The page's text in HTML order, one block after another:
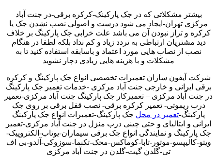
بیشتر مشکلاتی که در جک پارکینک-کرکره برقی-در جنت آباد
مرکزی تهران-ایجاد می شود درست و اصولی نصب نشدن جک یا
کرکره و تراز نبودن آن می باشد علت خرابی جک پارکینگ بر خلاف
دید مشتریان ارتباطی به تردد زیاد و کم نداد بلکه لطفا در هنگام
نصب از نصاب هایی مورد اعتماد و باسابقه استفاده کنید تا به
مشکلات و با هزینه هایی زیادی دچار نشوید
شرکت آیفون سازان تعمیرات تخصصی انواع جک پارکینگ و کرکره
برقی ایرانی و خارجی جنت آباد مرکزی -خدمات تعمیر جک پارکینگ
در جنت آباد مرکزی – تعمیرکار جک پارکینگ جنت آباد مرکزی-تعمیر
درب ریموتی- تعمیر کرکره برقی- نصب قفل برقی بر روی جک
پارکینگ-تعمیر در محل جک پارکینگ-تعمیرات انواع جک پارکینگ
ایرانی و ایتالیای و حتی چینی درب منزل در جنت آباد مرکزی-تعمیر
جک پارکینگ و نمایندگی انواع جک برقی سیماران-یوتاب-الکتروپیک-
ویتو-کالیپسو-موتور-تابا-کوماکس-محک-تکنما-سوزوکی-آلدو-بی اف
تی-گلدن گیت-گلدن در جنت آباد مرکزی